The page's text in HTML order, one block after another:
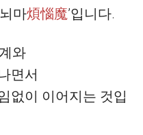
마煩惱魔’입니다.
와
면서
없이 이어지는 것입